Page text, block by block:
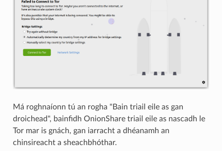
Má roghnaíonn tú an rogha "Bain triail eile as gan
droichead", bainfidh OnionShare triail eile as nascadh le
Tor mar is gnách, gan iarracht a dhéanamh an
chinsireacht a sheachbhóthar.